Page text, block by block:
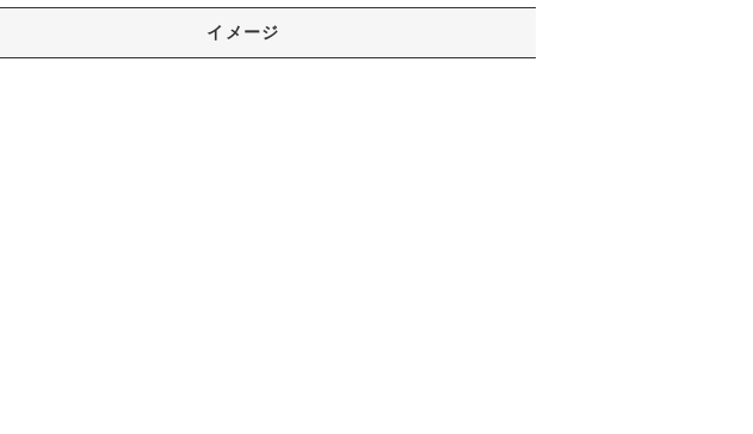
イメージ